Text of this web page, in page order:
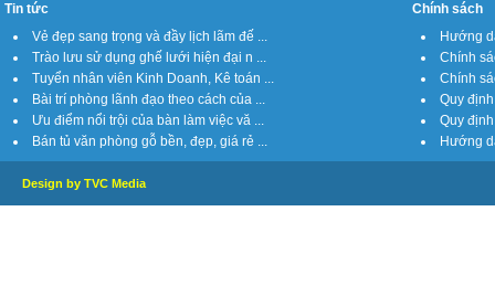
Tin tức
Vẻ đẹp sang trọng và đầy lịch lãm đế ...
Trào lưu sử dụng ghế lưới hiện đại n ...
Tuyển nhân viên Kinh Doanh, Kê toán ...
Bài trí phòng lãnh đạo theo cách của ...
Ưu điểm nổi trội của bàn làm việc vă ...
Bán tủ văn phòng gỗ bền, đẹp, giá rẻ ...
Chính sách
Hướng
Chính
Chính
Quy
Quy
Hướng
Design by TVC Media